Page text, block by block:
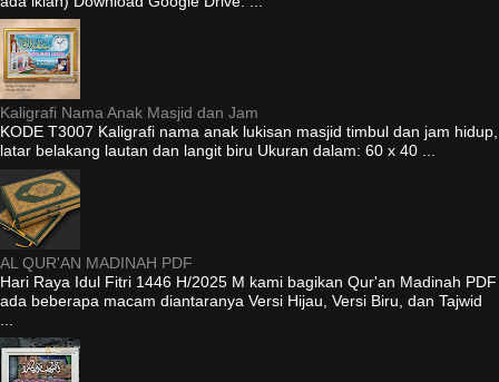
Kaligrafi Nama Anak Masjid dan Jam
KODE T3007 Kaligrafi nama anak lukisan masjid timbul dan jam hidup,
latar belakang lautan dan langit biru Ukuran dalam: 60 x 40 ...
AL QUR'AN MADINAH PDF
Hari Raya Idul Fitri 1446 H/2025 M kami bagikan Qur'an Madinah PDF
ada beberapa macam diantaranya Versi Hijau, Versi Biru, dan Tajwid